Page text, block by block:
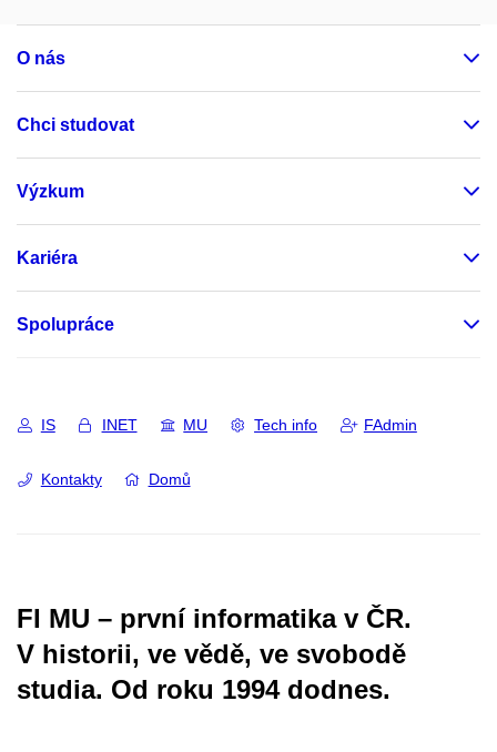
O nás
Chci studovat
Výzkum
Kariéra
Spolupráce
IS INET MU Tech info FAdmin
Kontakty Domů
FI MU – první informatika v ČR.
V historii, ve vědě, ve svobodě
studia. Od roku 1994 dodnes.